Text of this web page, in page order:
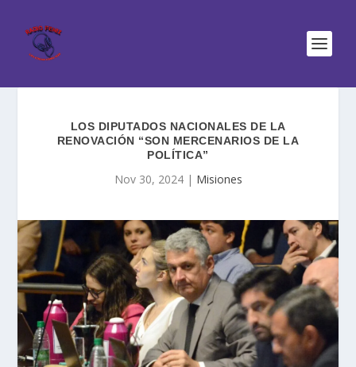
LOS DIPUTADOS NACIONALES DE LA
RENOVACIÓN “SON MERCENARIOS DE LA
POLÍTICA”
Nov 30, 2024| Misiones